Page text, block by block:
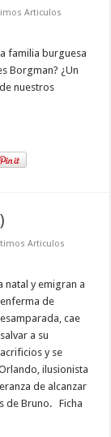
Articulos
familia burguesa
Borgman? ¿Un
nuestros
Articulos
natal y emigran a
de
cae
a su
y se
ilusionista
de alcanzar
de Bruno. Ficha